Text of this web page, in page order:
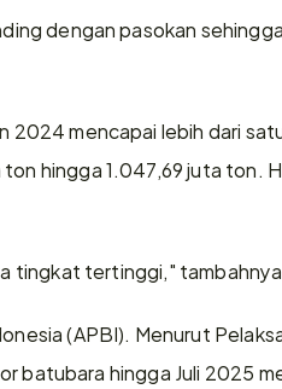
dengan pasokan
2024 mencapai lebih dari
hingga 1.047,69 juta ton.
tingkat tertinggi,"
(APBI). Menurut
batubara hingga Juli 2025